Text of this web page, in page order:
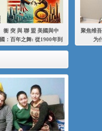
衝 突 與 聯 盟 美國與中
國：百年之舞: 從1900年到
聚焦维
为